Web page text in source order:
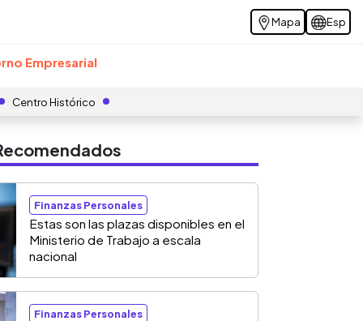
Mapa Esp
Empresarial
Centro Histórico
Finanzas Personales
Estas son las plazas disponibles en el
Ministerio de Trabajo a escala
nacional
Finanzas Personales